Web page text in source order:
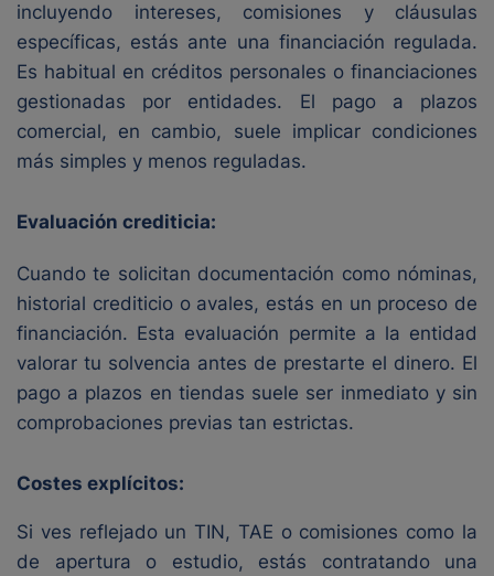
incluyendo intereses, comisiones y cláusulas
específicas, estás ante una financiación regulada.
Es habitual en créditos personales o financiaciones
gestionadas por entidades. El pago a plazos
comercial, en cambio, suele implicar condiciones
más simples y menos reguladas.
Evaluación crediticia:
Cuando te solicitan documentación como nóminas,
historial crediticio o avales, estás en un proceso de
financiación. Esta evaluación permite a la entidad
valorar tu solvencia antes de prestarte el dinero. El
pago a plazos en tiendas suele ser inmediato y sin
comprobaciones previas tan estrictas.
Costes explícitos:
Si ves reflejado un TIN, TAE o comisiones como la
de apertura o estudio, estás contratando una